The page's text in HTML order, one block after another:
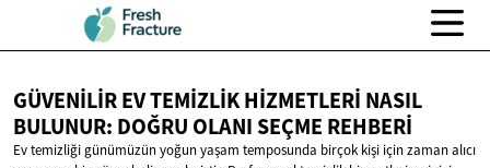
GÜVENILIR EV TEMIZLIK HIZMETLERI NASIL
BULUNUR: DOĞRU OLANI SEÇME REHBERI
Ev temizliği günümüzün yoğun yaşam temposunda birçok kişi için zaman alıcı